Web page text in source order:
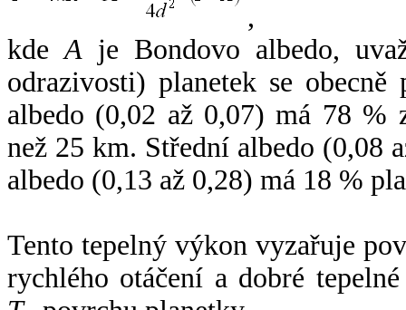
,
kdeA je Bondovo albedo,
odrazivosti) planetek se
albedo (0,02 až 0,07) má 78 %
než 25 km. Střední albedo (0,08
albedo (0,13 až 0,28) má 18 %
Tento tepelný výkon vyzařuje
rychlého otáčení a dobré